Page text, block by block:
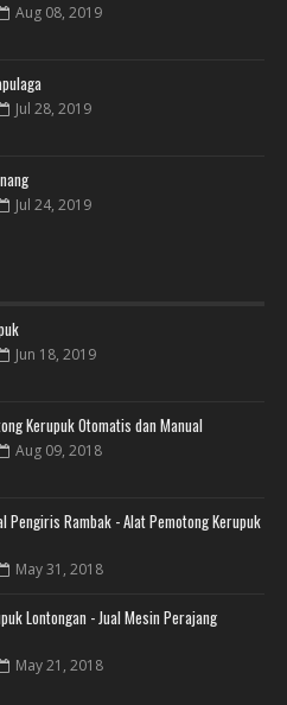
Aug 08, 2019
Jul 28, 2019
Jul 24, 2019
Jun 18, 2019
Kerupuk Otomatis dan Manual
Aug 09, 2018
Pengiris Rambak - Alat Pemotong Kerupuk
May 31, 2018
Lontongan - Jual Mesin Perajang
May 21, 2018